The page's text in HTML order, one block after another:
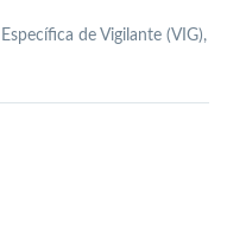
de Vigilante (VIG),